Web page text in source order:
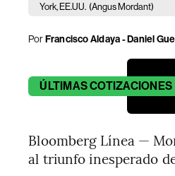
York, EE.UU. (Angus Mordant)
PorFrancisco Aldaya-Daniel
ÚLTIMASCOTIZACIONES
Bloomberg Línea —
al triunfo inesperado